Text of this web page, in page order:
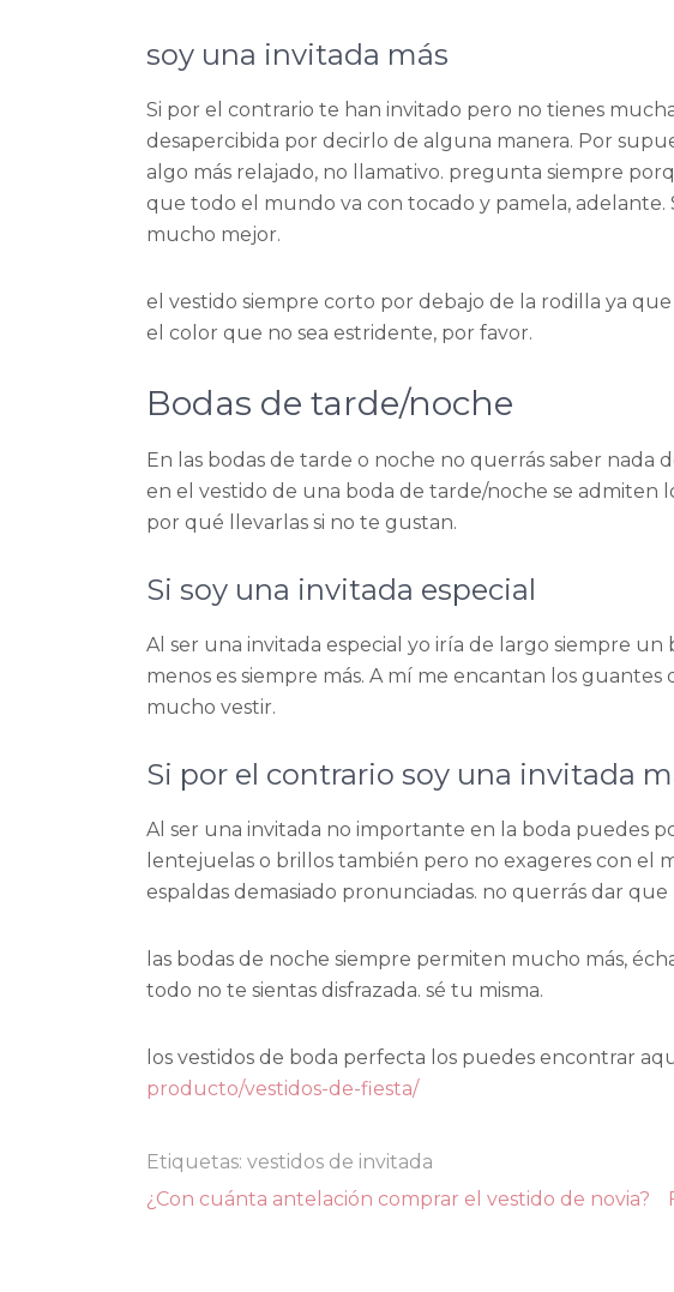
soy una invitada más
Si por el contrario te han invitado pero no tienes
desapercibida por decirlo de alguna manera. Por
algo más relajado, no llamativo. pregunta siempre
que todo el mundo va con tocado y pamela, adelante.
mucho mejor.
el vestido siempre corto por debajo de la rodilla ya
el color que no sea estridente, por favor.
Bodas de tarde/noche
En las bodas de tarde o noche no querrás saber nada
en el vestido de una boda de tarde/noche se admiten
por qué llevarlas si no te gustan.
Si soy una invitada especial
Al ser una invitada especial yo iría de largo siempre
menos es siempre más. A mí me encantan los
mucho vestir.
Si por el contrario soy una invitada
Al ser una invitada no importante en la boda puedes
lentejuelas o brillos también pero no exageres con el
espaldas demasiado pronunciadas. no querrás dar que
las bodas de noche siempre permiten mucho más,
todo no te sientas disfrazada. sé tu misma.
los vestidos de boda perfecta los puedes encontrar
producto/vestidos-de-fiesta/
Etiquetas: vestidos de invitada
Navegación
¿Con cuánta antelación comprar el vestido de novia?